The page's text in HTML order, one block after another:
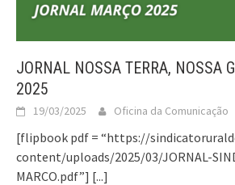
JORNAL NOSSA TERRA, NOSSA
2025
19/03/2025 Oficina da Comunicação
[flipbook pdf = “https://
content/uploads/2025/03/JORNAL-
MARCO.pdf”] [...]